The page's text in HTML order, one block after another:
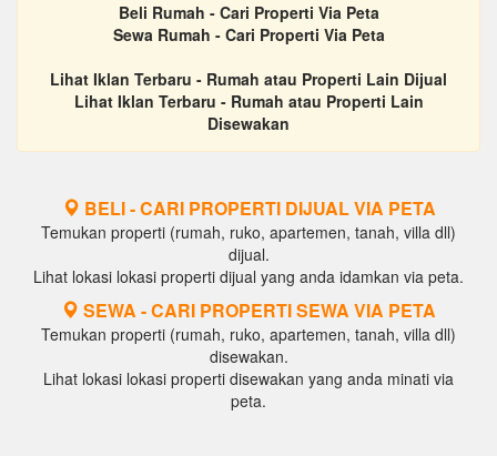
Beli Rumah - Cari Properti Via Peta
Sewa Rumah - Cari Properti Via Peta
Lihat Iklan Terbaru - Rumah atau Properti Lain Dijual
Lihat Iklan Terbaru - Rumah atau Properti Lain
Disewakan
BELI - CARI PROPERTI DIJUAL VIA PETA
Temukan properti (rumah, ruko, apartemen, tanah, villa dll)
dijual.
Lihat lokasi lokasi properti dijual yang anda idamkan via peta.
SEWA - CARI PROPERTI SEWA VIA PETA
Temukan properti (rumah, ruko, apartemen, tanah, villa dll)
disewakan.
Lihat lokasi lokasi properti disewakan yang anda minati via
peta.